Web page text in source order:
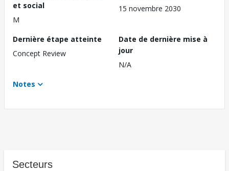
et social
M
15 novembre 2030
Dernière étape atteinte
Concept Review
Date de dernière mise à
jour
N/A
Notes
Secteurs